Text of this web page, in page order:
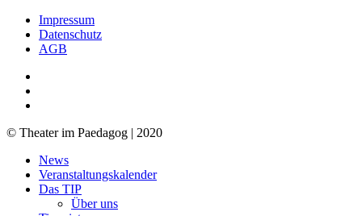
Impressum
Datenschutz
AGB
© Theater im Paedagog | 2020
Close
Menu
News
Veranstaltungskalender
Das TIP
Über uns